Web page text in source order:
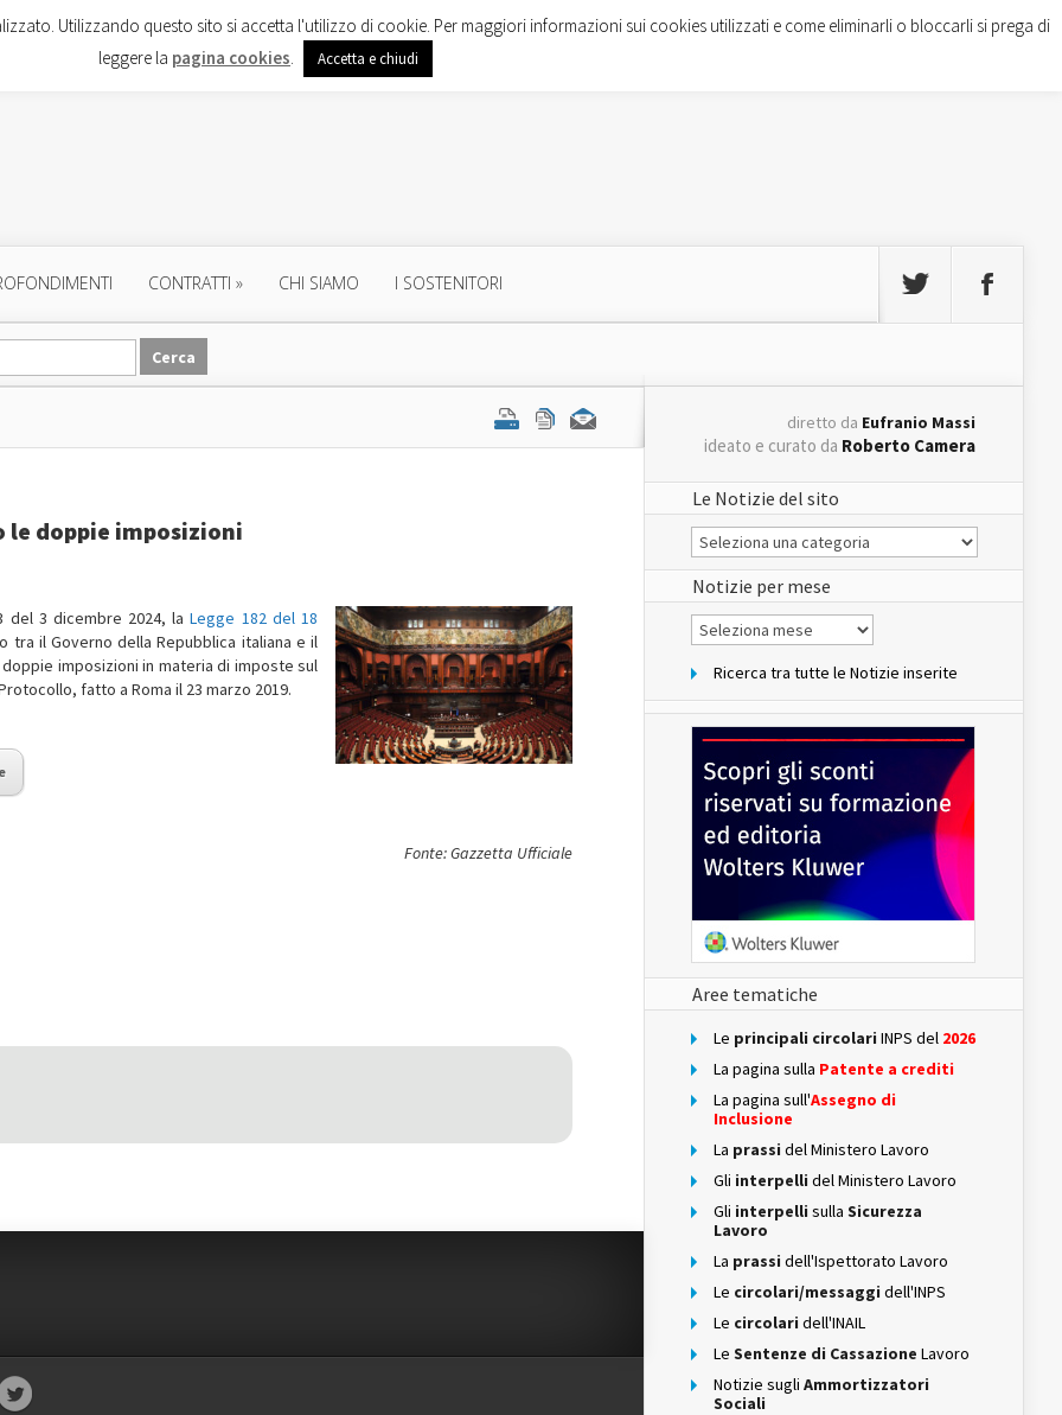
CONTRATTI » CHI SIAMO I SOSTENITORI
le doppie imposizioni
del 3 dicembre 2024, laLegge 182 del 18
tra il Governo della Repubblica italiana e il
imposizioni in materia di imposte sul
fatto a Roma il 23 marzo 2019.
Fonte: Gazzetta Ufficiale
diretto da Eufranio Massi
ideato e curato da Roberto Camera
Le Notizie del sito
Le
Notizie
del
sito
Notizie per mese
Notizie
per
Ricerca tra tutte le Notizie inserite
Aree tematiche
Le principali circolari INPS del 2026
La pagina sulla Patente a crediti
La pagina sull'Assegno di
Inclusione
La prassi del Ministero Lavoro
Gli interpelli del Ministero Lavoro
Gli interpelli sulla Sicurezza
Lavoro
La prassi dell'Ispettorato Lavoro
Le circolari/messaggi dell'INPS
Le circolari dell'INAIL
Le Sentenze di Cassazione Lavoro
Notizie sugli Ammortizzatori
Sociali
Utilizzando questo sito si accetta l'utilizzo di cookie. Per maggiori informazioni sui cookies utilizzati e come eliminarli o bloccarli si prega di
leggere la pagina cookies. Accetta e chiudi